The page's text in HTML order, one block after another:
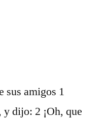
sus amigos 1
dijo: 2 ¡Oh, que